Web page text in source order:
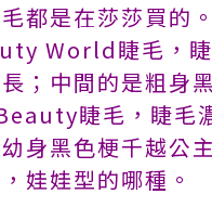
都是在莎莎買的
World睫毛，
；中間的是粗身
睫毛，睫毛
身黑色梗千越公
娃娃型的哪種。